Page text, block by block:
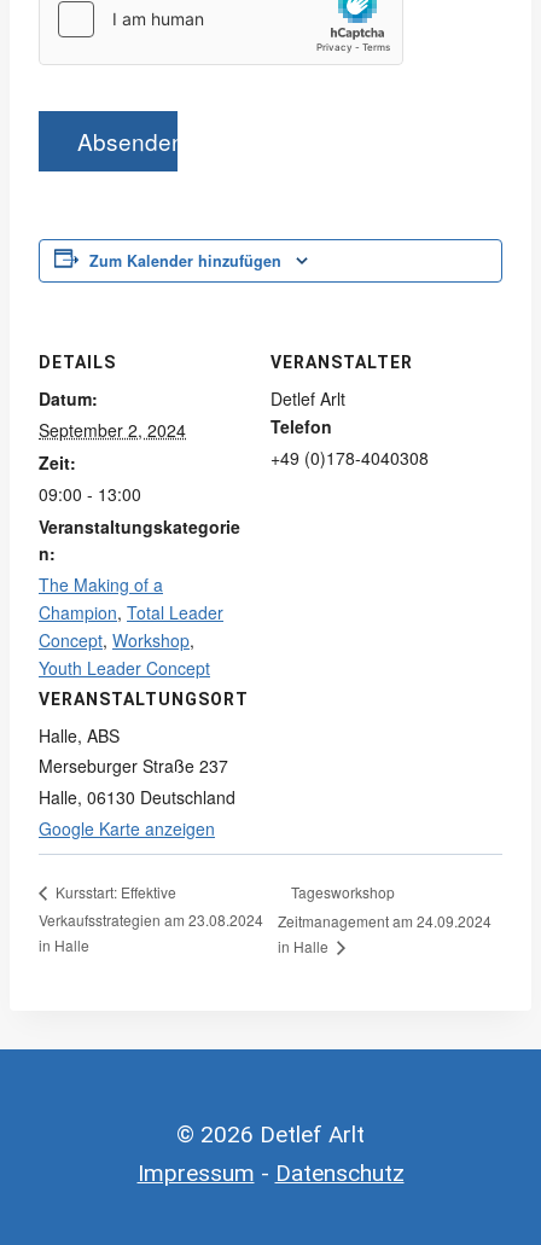
x
n
Absenden
Zum Kalender hinzufügen
DETAILS
Datum:
September 2, 2024
Zeit:
09:00 - 13:00
Veranstaltungskategorie
n:
The Making of a
Champion, Total Leader
Concept, Workshop,
Youth Leader Concept
VERANSTALTUNGSORT
Halle, ABS
Merseburger Straße 237
Halle, 06130 Deutschland
Google Karte anzeigen
VERANSTALTER
Detlef Arlt
Telefon
+49 (0)178-4040308
Kursstart: Effektive
Verkaufsstrategien am 23.08.2024
in Halle
Tagesworkshop
Zeitmanagement am 24.09.2024
in Halle
© 2026 Detlef Arlt
Impressum - Datenschutz